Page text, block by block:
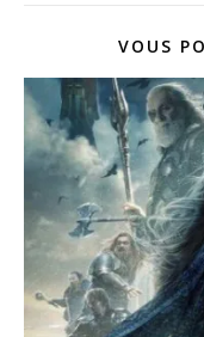
VOUS